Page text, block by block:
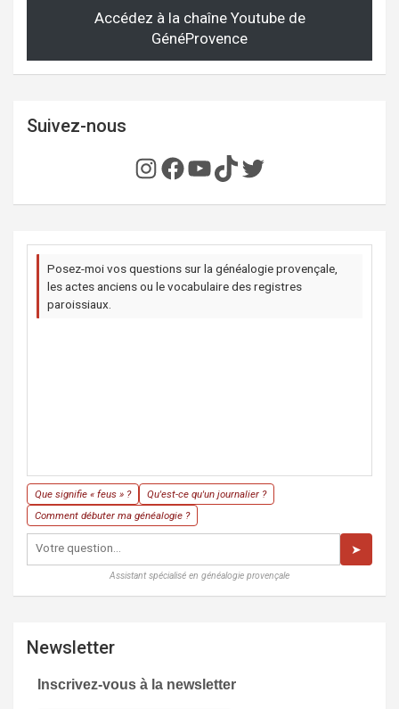
Accédez à la chaîne Youtube de
GénéProvence
Suivez-nous
Instagram
Facebook
YouTube
TikTok
Twitter
Posez-moi vos questions sur la généalogie provençale,
les actes anciens ou le vocabulaire des registres
paroissiaux.
Que signifie « feus » ?
Qu'est-ce qu'un journalier ?
Comment débuter ma généalogie ?
➤
Assistant spécialisé en généalogie provençale
Newsletter
Inscrivez-vous à la newsletter